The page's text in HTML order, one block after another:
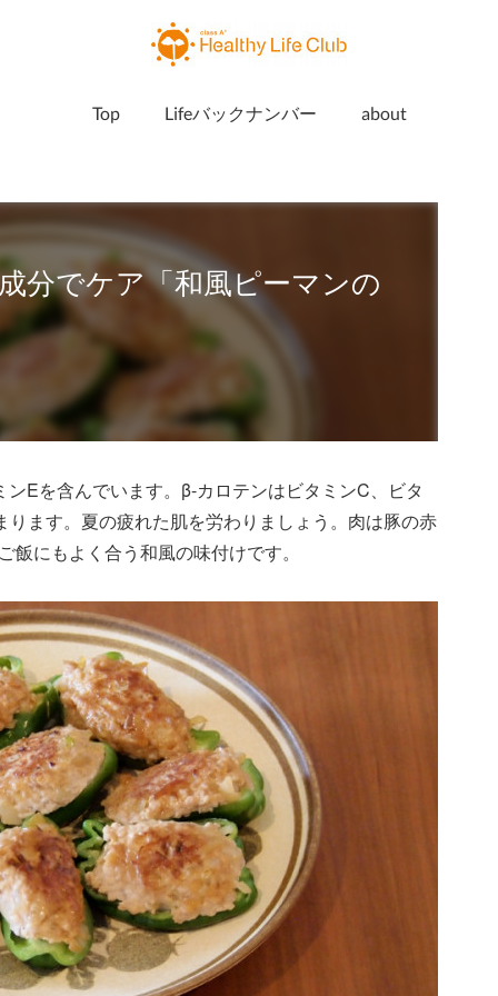
Top Lifeバックナンバー about
分でケア「和風ピーマンの
Eを含んでいます。β-カロテンはビタミンC、ビタ
ます。夏の疲れた肌を労わりましょう。肉は豚の赤
にもよく合う和風の味付けです。